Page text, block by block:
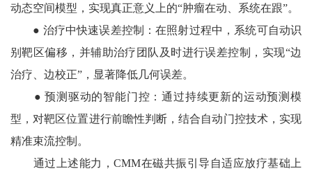
动态空间模型，实现真正意义上的“肿瘤在动、系统在跟”。
● 治疗中快速误差控制：在照射过程中，系统可自动识
别靶区偏移，并辅助治疗团队及时进行误差控制，实现“边
治疗、边校正”，显著降低几何误差。
● 预测驱动的智能门控：通过持续更新的运动预测模
型，对靶区位置进行前瞻性判断，结合自动门控技术，实现
精准束流控制。
通过上述能力，CMM在磁共振引导自适应放疗基础上